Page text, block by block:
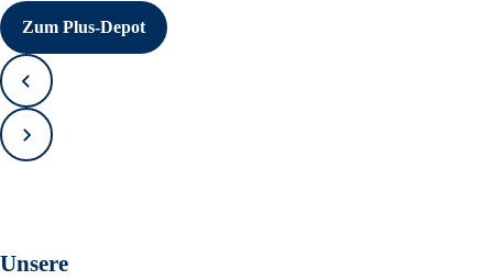
Zum Plus-Depot
Zurück
Vorwärts
Unsere